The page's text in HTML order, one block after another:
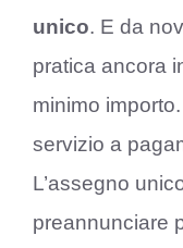
unico. E da
pratica ancora
minimo
servizio a
L’assegno
preannunciare